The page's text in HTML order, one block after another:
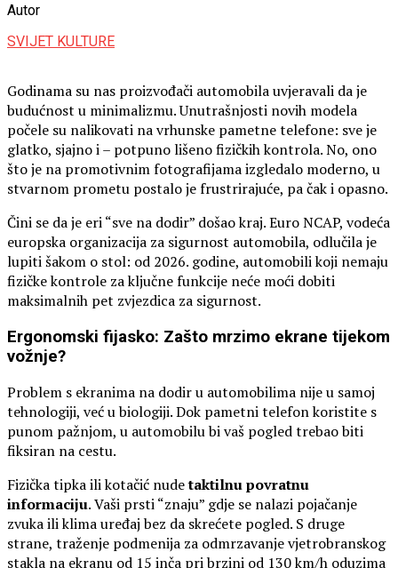
Autor
SVIJET KULTURE
Godinama su nas proizvođači automobila uvjeravali da je
budućnost u minimalizmu. Unutrašnjosti novih modela
počele su nalikovati na vrhunske pametne telefone: sve je
glatko, sjajno i – potpuno lišeno fizičkih kontrola. No, ono
što je na promotivnim fotografijama izgledalo moderno, u
stvarnom prometu postalo je frustrirajuće, pa čak i opasno.
Čini se da je eri “sve na dodir” došao kraj. Euro NCAP, vodeća
europska organizacija za sigurnost automobila, odlučila je
lupiti šakom o stol: od 2026. godine, automobili koji nemaju
fizičke kontrole za ključne funkcije neće moći dobiti
maksimalnih pet zvjezdica za sigurnost.
Ergonomski fijasko: Zašto mrzimo ekrane tijekom
vožnje?
Problem s ekranima na dodir u automobilima nije u samoj
tehnologiji, već u biologiji. Dok pametni telefon koristite s
punom pažnjom, u automobilu bi vaš pogled trebao biti
fiksiran na cestu.
Fizička tipka ili kotačić nudetaktilnu povratnu
informaciju. Vaši prsti “znaju” gdje se nalazi pojačanje
zvuka ili klima uređaj bez da skrećete pogled. S druge
strane, traženje podmenija za odmrzavanje vjetrobranskog
stakla na ekranu od 15 inča pri brzini od 130 km/h oduzima